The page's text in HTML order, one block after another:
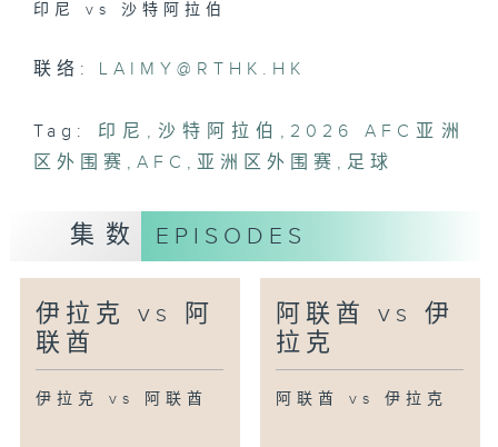
印尼 vs 沙特阿拉伯
联络: LAIMY@RTHK.HK
Tag: 印尼 , 沙特阿拉伯 , 2026 AFC亚洲
区外围赛 ,AFC ,亚洲区外围赛 , 足球
集数 EPISODES
伊拉克 vs 阿
联酋
伊拉克 vs 阿联酋
阿联酋 vs 伊
拉克
阿联酋 vs 伊拉克